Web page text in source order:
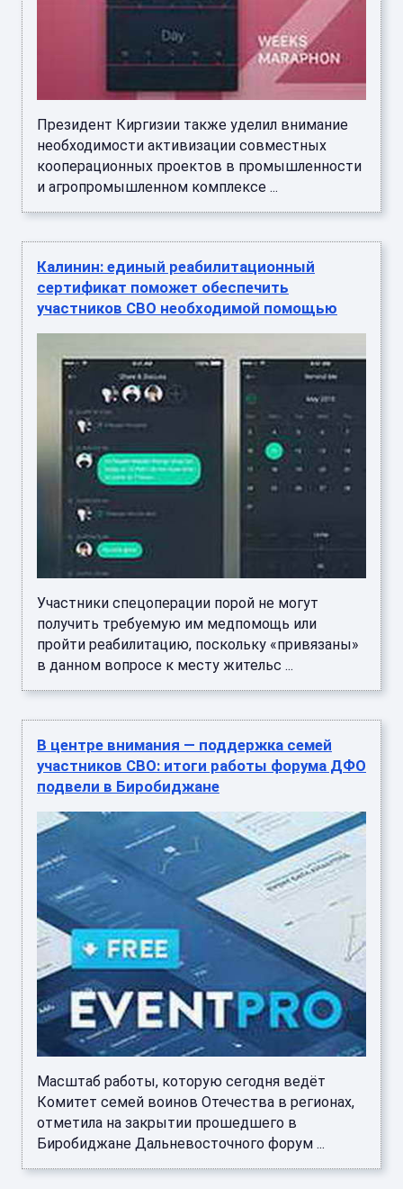
Президент Киргизии также уделил внимание
необходимости активизации совместных
кооперационных проектов в промышленности
и агропромышленном комплексе ...
Калинин: единый реабилитационный
сертификат поможет обеспечить
участников СВО необходимой помощью
Участники спецоперации порой не могут
получить требуемую им медпомощь или
пройти реабилитацию, поскольку «привязаны»
в данном вопросе к месту жительс ...
В центре внимания — поддержка семей
участников СВО: итоги работы форума ДФО
подвели в Биробиджане
Масштаб работы, которую сегодня ведёт
Комитет семей воинов Отечества в регионах,
отметила на закрытии прошедшего в
Биробиджане Дальневосточного форум ...